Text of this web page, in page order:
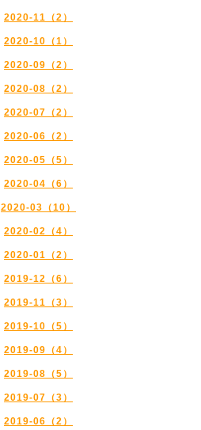
2020-11（2）
2020-10（1）
2020-09（2）
2020-08（2）
2020-07（2）
2020-06（2）
2020-05（5）
2020-04（6）
2020-03（10）
2020-02（4）
2020-01（2）
2019-12（6）
2019-11（3）
2019-10（5）
2019-09（4）
2019-08（5）
2019-07（3）
2019-06（2）